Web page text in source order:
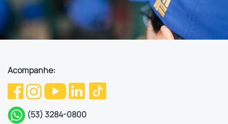
Acompanhe:
(53) 3284-0800